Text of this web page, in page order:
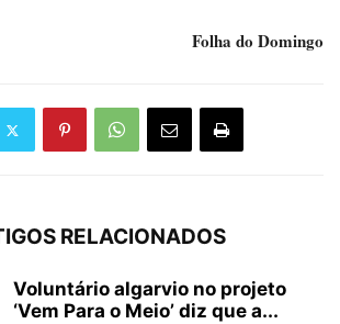
Folha do Domingo
RELACIONADOS
Voluntário algarvio no projeto
‘Vem Para o Meio’ diz que a...